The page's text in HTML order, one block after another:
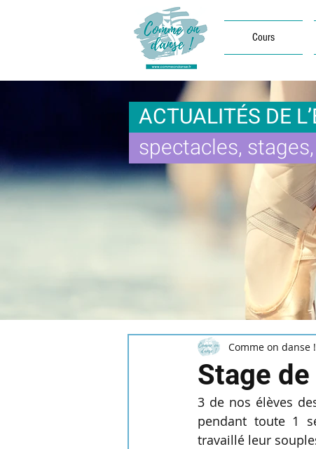
Cours
ACTUALITÉS DE
spectacles,
Stage
Comme on danse !
3 de nos élèves
pendant toute 1
travaillé leur